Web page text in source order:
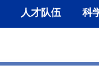
人才队伍 科